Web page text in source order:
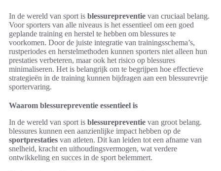
In de wereld van sport is blessurepreventie van cruciaal belang.
Voor sporters van alle niveaus is het essentieel om een goed
geplande training en herstel te hebben om blessures te
voorkomen. Door de juiste integratie van trainingsschema’s,
rustperiodes en herstelmethoden kunnen sporters niet alleen hun
prestaties verbeteren, maar ook het risico op blessures
minimaliseren. Het is belangrijk om te begrijpen hoe effectieve
strategieën in de training kunnen bijdragen aan een blessurevrije
sportervaring.
Waarom blessurepreventie essentieel is
In de wereld van sport is blessurepreventie van groot belang.
blessures kunnen een aanzienlijke impact hebben op de
sportprestaties van atleten. Dit kan leiden tot een afname van
snelheid, kracht en uithoudingsvermogen, wat verdere
ontwikkeling en succes in de sport belemmert.